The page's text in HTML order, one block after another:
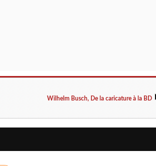
Wilhelm Busch, De la caricature à la BD